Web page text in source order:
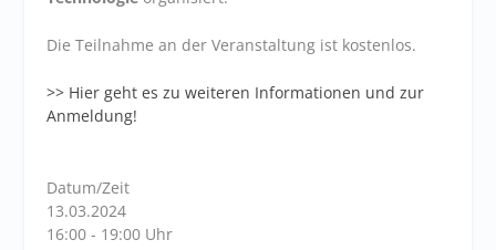
Die Teilnahme an der Veranstaltung ist kostenlos.
>> Hier geht es zu weiteren Informationen und zur
Anmeldung!
Datum/Zeit
13.03.2024
16:00 - 19:00 Uhr